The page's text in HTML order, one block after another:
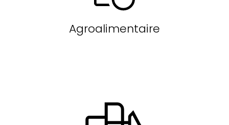
Agroalimentaire